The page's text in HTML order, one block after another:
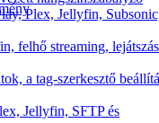
Plex, Jellyfin,
felhő streaming,
a tag-szerkesztő
Jellyfin, SFTP és